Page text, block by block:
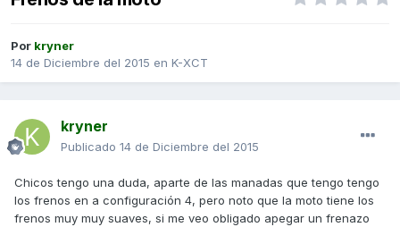
Por kryner
14 de Diciembre del 2015 en K-XCT
kryner
Publicado 14 de Diciembre del 2015
Chicos tengo una duda, aparte de las manadas que tengo tengo
los frenos en a configuración 4, pero noto que la moto tiene los
frenos muy muy suaves, si me veo obligado apegar un frenazo